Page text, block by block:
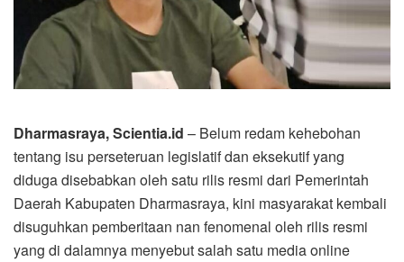
Dharmasraya, Scientia.id – Belum redam kehebohan
tentang isu perseteruan legislatif dan eksekutif yang
diduga disebabkan oleh satu rilis resmi dari Pemerintah
Daerah Kabupaten Dharmasraya, kini masyarakat kembali
disuguhkan pemberitaan nan fenomenal oleh rilis resmi
yang di dalamnya menyebut salah satu media online